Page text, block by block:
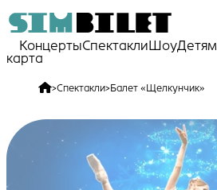
КонцертыСпектакли ШоуДетям
карта
>Спектакли>Балет «‎Щелкунчик»‎